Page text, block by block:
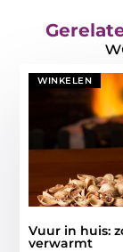
WINKELEN
Vuur in huis:
verwarmt